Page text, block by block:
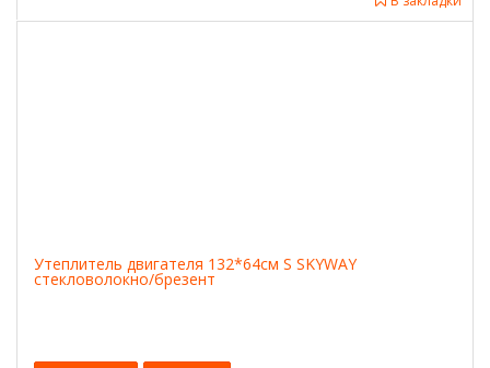
Утеплитель двигателя 132*64см S SKYWAY
стекловолокно/брезент